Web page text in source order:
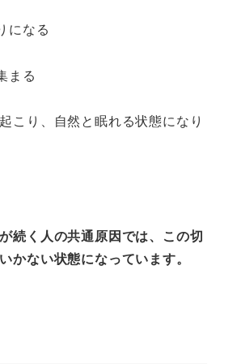
になる
まる
こり、自然と眠れる状態になり
続く人の共通原因では、この切
かない状態になっています。